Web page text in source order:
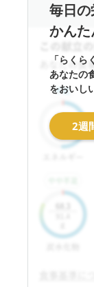
毎日
かんた
「らく
あなたの
をおいし
2週